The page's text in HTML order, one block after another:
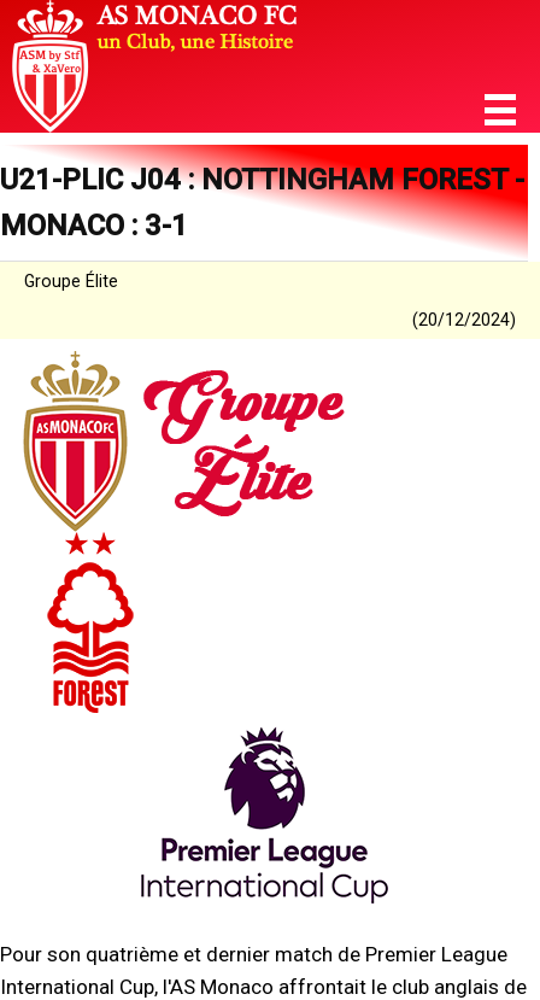
U21-PLIC J04 : NOTTINGHAM FOREST -
MONACO : 3-1
Groupe Élite
(20/12/2024)
Pour son quatrième et dernier match de Premier League
International Cup, l'AS Monaco affrontait le club anglais de